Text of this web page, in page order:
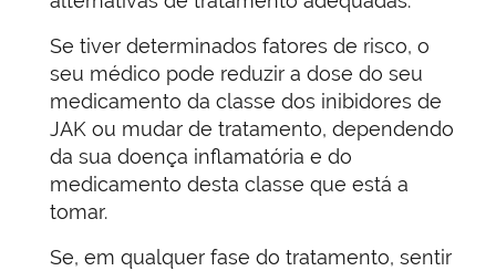
Se tiver determinados fatores de risco, o
seu médico pode reduzir a dose do seu
medicamento da classe dos inibidores de
JAK ou mudar de tratamento, dependendo
da sua doença inflamatória e do
medicamento desta classe que está a
tomar.
Se, em qualquer fase do tratamento, sentir